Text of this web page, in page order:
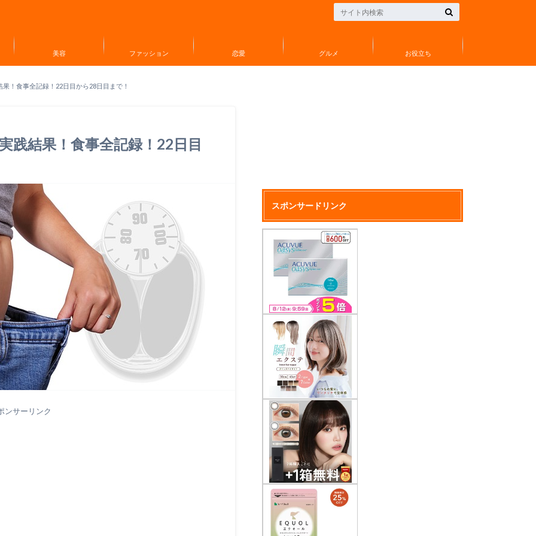
美容 ファッション 恋愛 グルメ お役立ち
！食事全記録！22日目から28日目まで！
践結果！食事全記録！22日目
ンサーリンク
スポンサードリンク